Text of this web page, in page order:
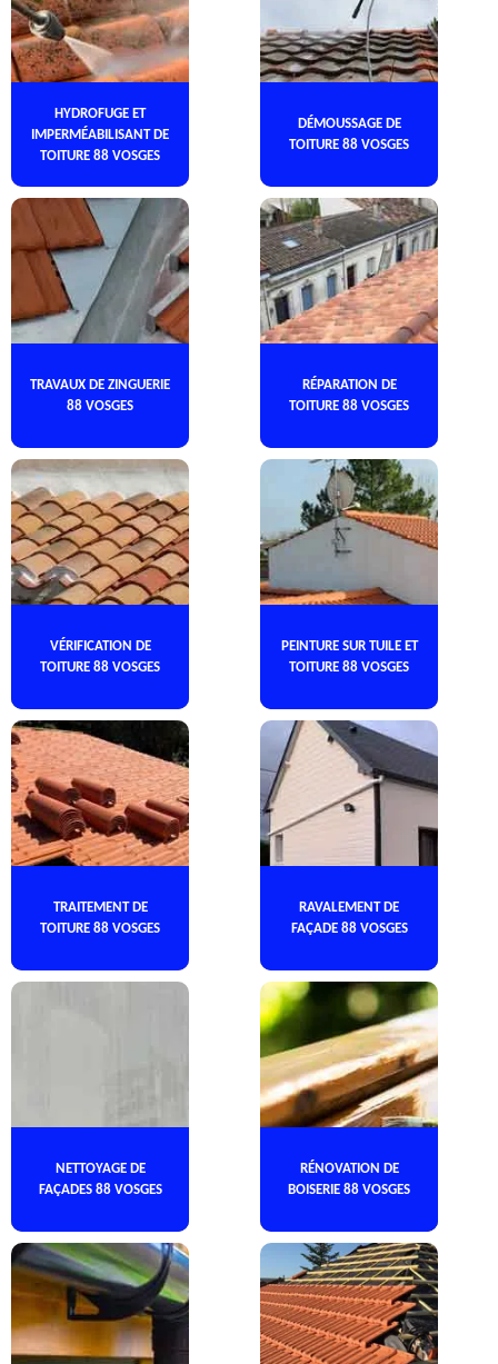
HYDROFUGE ET
IMPERMÉABILISANT DE
TOITURE 88 VOSGES
DÉMOUSSAGE DE
TOITURE 88 VOSGES
TRAVAUX DE ZINGUERIE
88 VOSGES
RÉPARATION DE
TOITURE 88 VOSGES
VÉRIFICATION DE
TOITURE 88 VOSGES
PEINTURE SUR TUILE ET
TOITURE 88 VOSGES
TRAITEMENT DE
TOITURE 88 VOSGES
RAVALEMENT DE
FAÇADE 88 VOSGES
NETTOYAGE DE
FAÇADES 88 VOSGES
RÉNOVATION DE
BOISERIE 88 VOSGES